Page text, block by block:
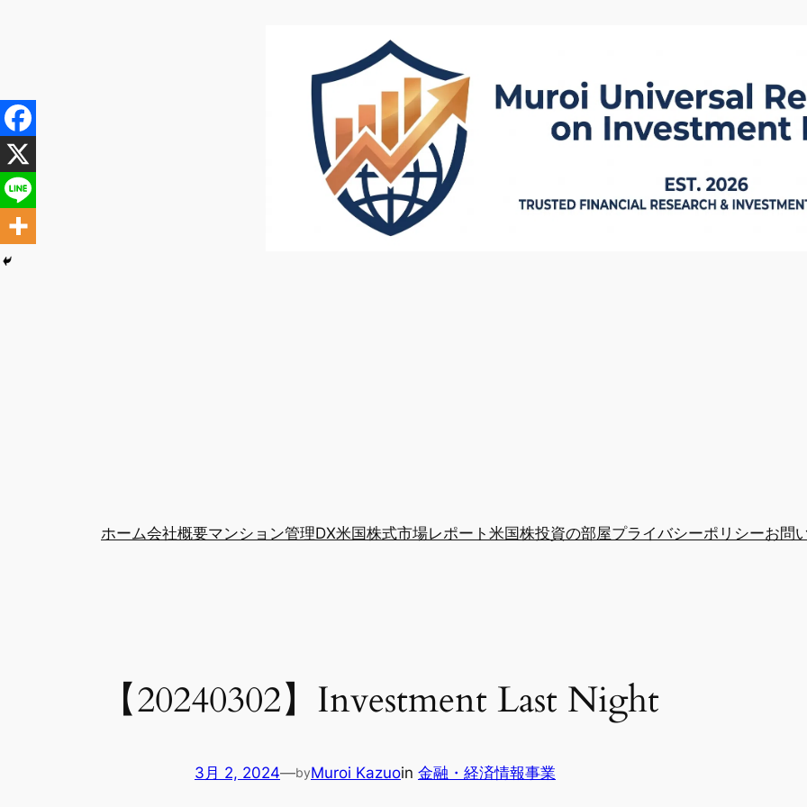
キ
ッ
プ
ホーム会社概要マンション管理DX米国株式市場レポート 米国株投資の部屋プライバシーポリシーお問
【20240302】Investment Last Night
3月 2, 2024—byMuroi Kazuoin 金融・経済情報事業